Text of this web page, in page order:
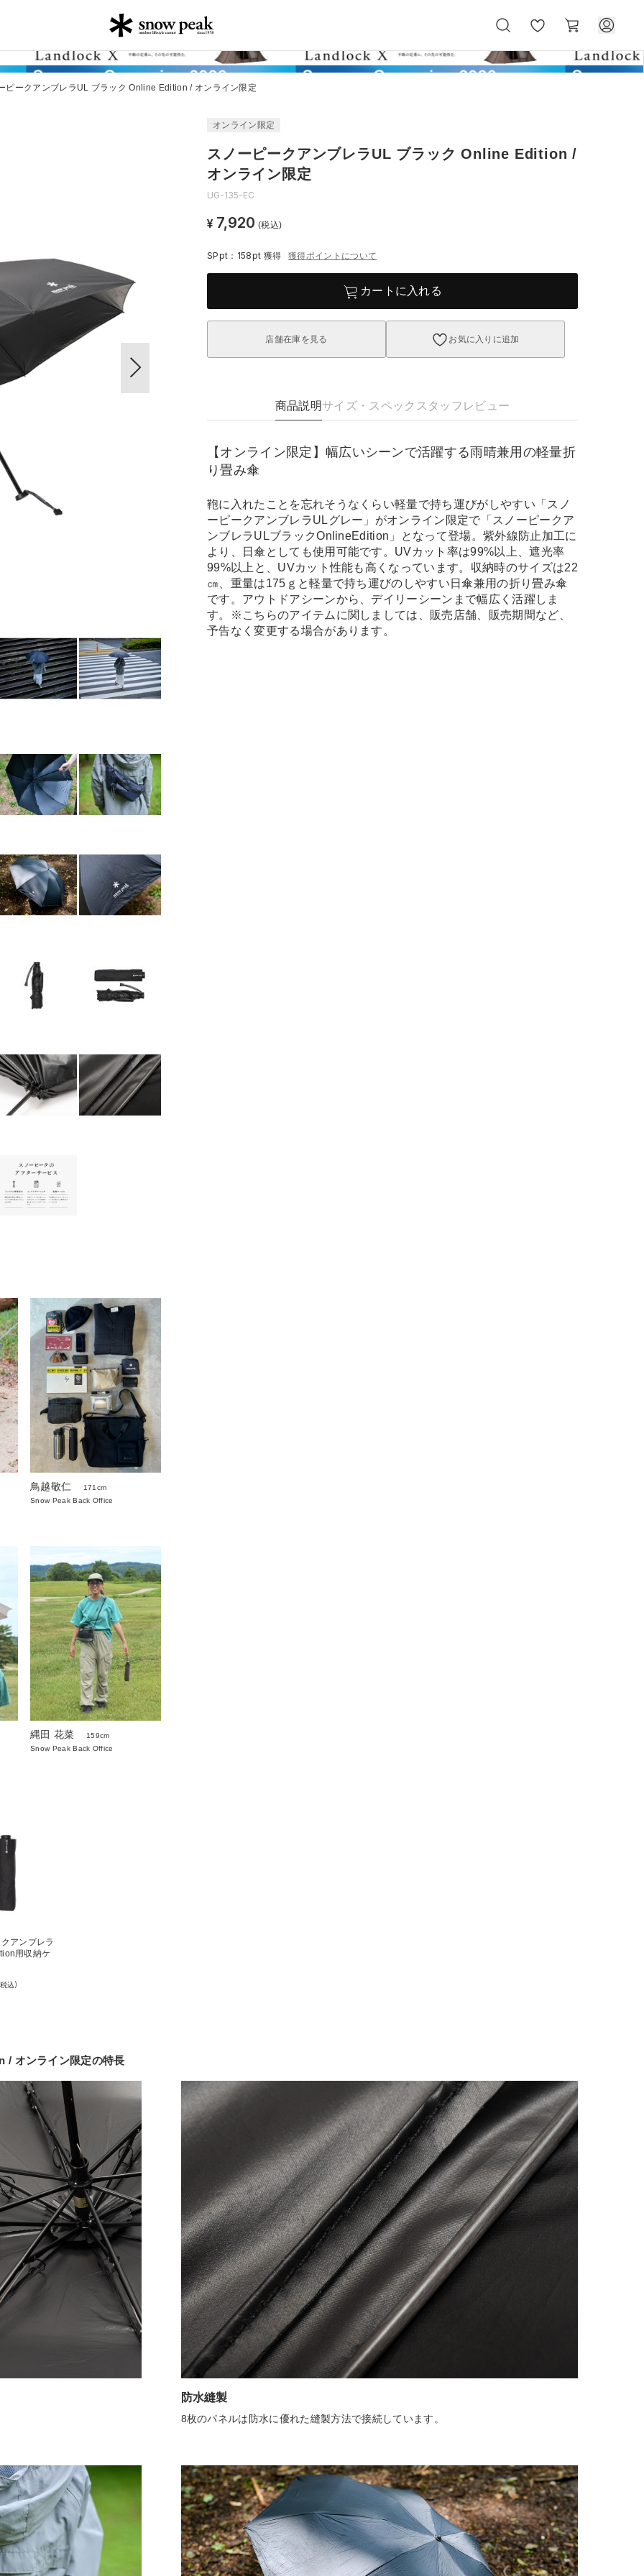
気
に
ー
ト
ピークアンブレラUL ブラック Online Edition / オンライン限定
オンライン限定
スノーピークアンブレラUL ブラック Online Edition /
オンライン限定
UG-135-EC
¥ 7,920 (税込)
SPpt：158pt 獲得 獲得ポイントについて
カートに入れる
店舗在庫を見る お気に入りに追加
商品説明サイズ・スペック スタッフレビュー
【オンライン限定】幅広いシーンで活躍する雨晴兼用の軽量折
り畳み傘
鞄に入れたことを忘れそうなくらい軽量で持ち運びがしやすい「スノ
ーピークアンブレラULグレー」がオンライン限定で「スノーピークア
ンブレラULブラックOnlineEdition」となって登場。紫外線防止加工に
より、日傘としても使用可能です。UVカット率は99%以上、遮光率
99%以上と、UVカット性能も高くなっています。収納時のサイズは22
㎝、重量は175ｇと軽量で持ち運びのしやすい日傘兼用の折り畳み傘
です。アウトドアシーンから、デイリーシーンまで幅広く活躍しま
す。※こちらのアイテムに関しましては、販売店舗、販売期間など、
予告なく変更する場合があります。
鳥越敬仁
171cm
Snow Peak Back Office
縄田 花菜
159cm
Snow Peak Back Office
アンブレラ
用収納ケ
込)
/ オンライン限定の特長
防水縫製
8枚のパネルは防水に優れた縫製方法で接続しています。